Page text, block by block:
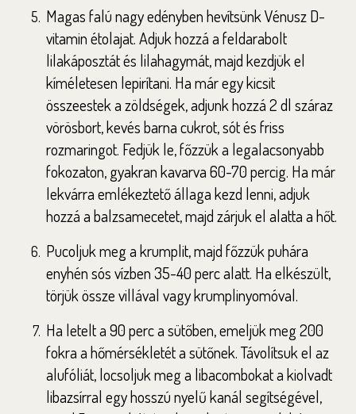
Magas falú nagy edényben hevítsünk Vénusz D-
vitamin étolajat. Adjuk hozzá a feldarabolt
lilakáposztát és lilahagymát, majd kezdjük el
kíméletesen lepirítani. Ha már egy kicsit
összeestek a zöldségek, adjunk hozzá 2 dl száraz
vörösbort, kevés barna cukrot, sót és friss
rozmaringot. Fedjük le, főzzük a legalacsonyabb
fokozaton, gyakran kavarva 60-70 percig. Ha már
lekvárra emlékeztető állaga kezd lenni, adjuk
hozzá a balzsamecetet, majd zárjuk el alatta a hőt.
Pucoljuk meg a krumplit, majd főzzük puhára
enyhén sós vízben 35-40 perc alatt. Ha elkészült,
törjük össze villával vagy krumplinyomóval.
Ha letelt a 90 perc a sütőben, emeljük meg 200
fokra a hőmérsékletét a sütőnek. Távolítsuk el az
alufóliát, locsoljuk meg a libacombokat a kiolvadt
libazsírral egy hosszú nyelű kanál segítségével,